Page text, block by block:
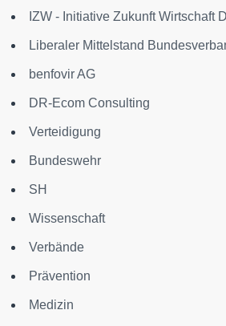
IZW - Initiative Zukunft Wirtschaft
Liberaler Mittelstand
benfovir AG
DR-Ecom Consulting
Verteidigung
Bundeswehr
SH
Wissenschaft
Verbände
Prävention
Medizin